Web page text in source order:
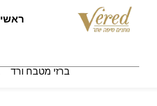
ראשי
ברזי מטבח ורד